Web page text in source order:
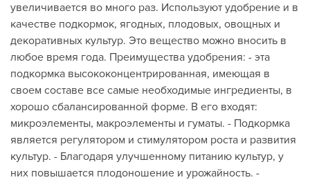
увеличивается во много раз. Используют удобрение и в
качестве подкормок, ягодных, плодовых, овощных и
декоративных культур. Это вещество можно вносить в
любое время года. Преимущества удобрения: - эта
подкормка высококонцентрированная, имеющая в
своем составе все самые необходимые ингредиенты, в
хорошо сбалансированной форме. В его входят:
микроэлементы, макроэлементы и гуматы. - Подкормка
является регулятором и стимулятором роста и развития
культур. - Благодаря улучшенному питанию культур, у
них повышается плодоношение и урожайность. -